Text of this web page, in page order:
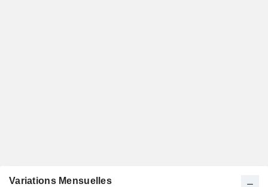
Variations Mensuelles